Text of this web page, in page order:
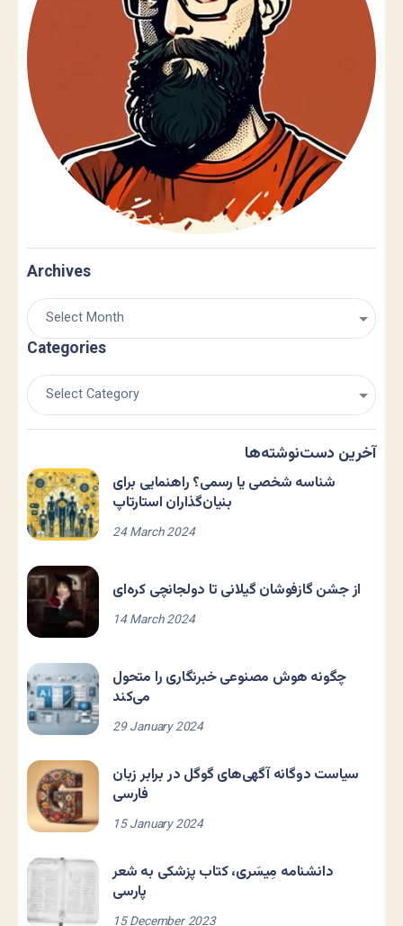
Archives
Categories
آخرین دست‌نوشته‌ها
شناسه شخصی یا رسمی؟ راهنمایی برای
بنیان‌گذاران استارتاپ
24 March 2024
از جشن گازفوشان گیلانی تا دولجانچی کره‌ای
14 March 2024
چگونه هوش مصنوعی خبرنگاری را متحول
می‌کند
29 January 2024
سیاست دوگانه آگهی‌های گوگل در برابر زبان
فارسی
15 January 2024
دانشنامه مِیسَری، کتاب پزشکی به شعر
پارسی